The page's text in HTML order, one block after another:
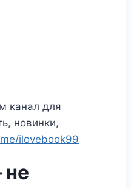
канал для
новинки,
ilovebook99
не